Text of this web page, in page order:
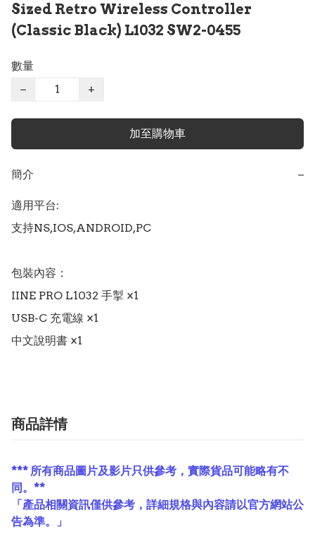
Sized Retro Wireless Controller
(Classic Black) L1032 SW2-0455
數量
−
+
加至購物車
簡介 −
適用平台:
支持NS,IOS,ANDROID,PC
包裝內容：
IINE PRO L1032 手掣 ×1
USB-C 充電線 ×1
中文說明書 ×1
商品詳情
*** 所有商品圖片及影片只供參考，實際貨品可能略有不
同。**
「產品相關資訊僅供參考，詳細規格與內容請以官方網站公
告為準。」